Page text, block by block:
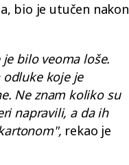
bio je utučen nakon
bilo veoma loše.
koje je
Ne znam koliko su
napravili, a da ih
rekao je